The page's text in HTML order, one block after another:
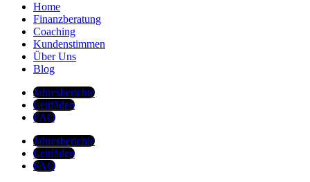
Home
Finanzberatung
Coaching
Kundenstimmen
Über Uns
Blog
Jahresberichte
Leitfäden
FAQ
Jahresberichte
Leitfäden
FAQ